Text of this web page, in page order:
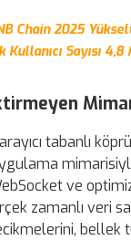
Chain 2025
Sayısı
tabanlı
ve
zamanlı veri
bellek